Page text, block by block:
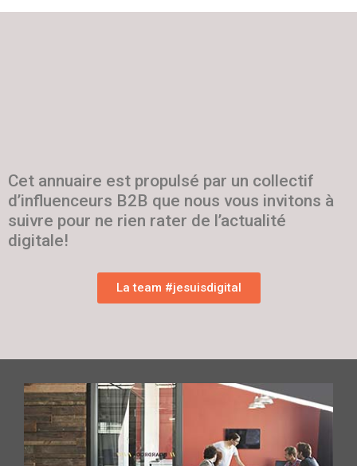
Cet annuaire est propulsé par un collectif
d’influenceurs B2B que nous vous invitons à
suivre pour ne rien rater de l’actualité
digitale!
La team #jesuisdigital